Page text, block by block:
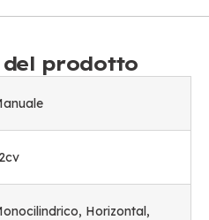
del prodotto
Horizontal,